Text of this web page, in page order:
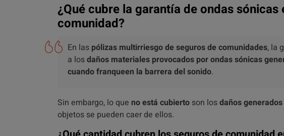
¿Qué cubre la garantía de ondas
comunidad?
En las pólizas multirriesgo de seguros de comunidades, la
a losdaños materiales provocados por ondas sónicas
cuando franqueen la barrera del sonido.
Sin embargo, lo que no está cubierto son losdaños
objetos se pueden caer de ellos.